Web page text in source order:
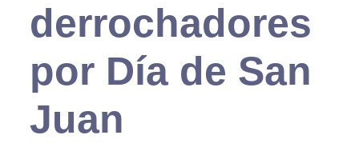
derrochadores
por Día de San
Juan